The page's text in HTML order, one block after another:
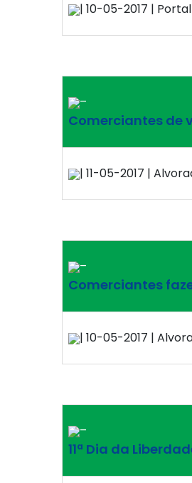
| 10-05-2017 |
–
Comerciantes de
| 11-05-2017 |
–
Comerciantes
| 10-05-2017 |
–
11ª Dia da